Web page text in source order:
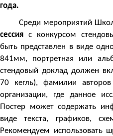
года.
Среди мероприятий
сессия с конкурсом
быть представлен в виде
841мм, портретная или
стендовый доклад должен
70 кегль), фамилии
организации, где данное
Постер может содержать
виде текста, графиков,
Рекомендуем использовать